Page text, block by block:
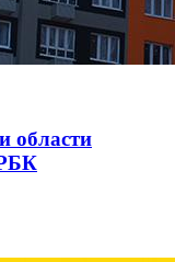
области